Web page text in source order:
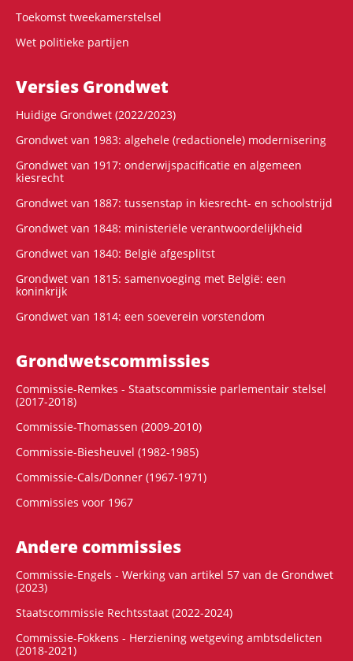
Toekomst tweekamerstelsel
Wet politieke partijen
Versies Grondwet
Huidige Grondwet (2022/2023)
Grondwet van 1983: algehele (redactionele) modernisering
Grondwet van 1917: onderwijspacificatie en algemeen
kiesrecht
Grondwet van 1887: tussenstap in kiesrecht- en schoolstrijd
Grondwet van 1848: ministeriële verantwoordelijkheid
Grondwet van 1840: België afgesplitst
Grondwet van 1815: samenvoeging met België: een
koninkrijk
Grondwet van 1814: een soeverein vorstendom
Grondwets­commissies
Commissie-Remkes - Staatscommissie parlementair stelsel
(2017-2018)
Commissie-Thomassen (2009-2010)
Commissie-Biesheuvel (1982-1985)
Commissie-Cals/Donner (1967-1971)
Commissies voor 1967
Andere commissies
Commissie-Engels - Werking van artikel 57 van de Grondwet
(2023)
Staatscommissie Rechtsstaat (2022-2024)
Commissie-Fokkens - Herziening wetgeving ambtsdelicten
(2018-2021)